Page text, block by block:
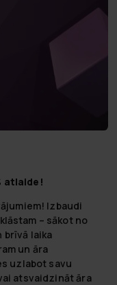
atlaide!
Izbaudi
– sākot no
brīvā laika
un āra
uzlabot savu
atsvaidzināt āra